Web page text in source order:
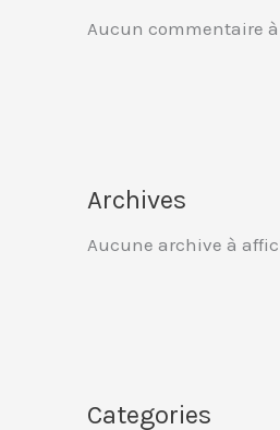
Aucun commentaire
Archives
Aucune archive à
Categories